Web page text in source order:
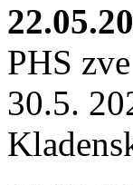
PHS
30.5.